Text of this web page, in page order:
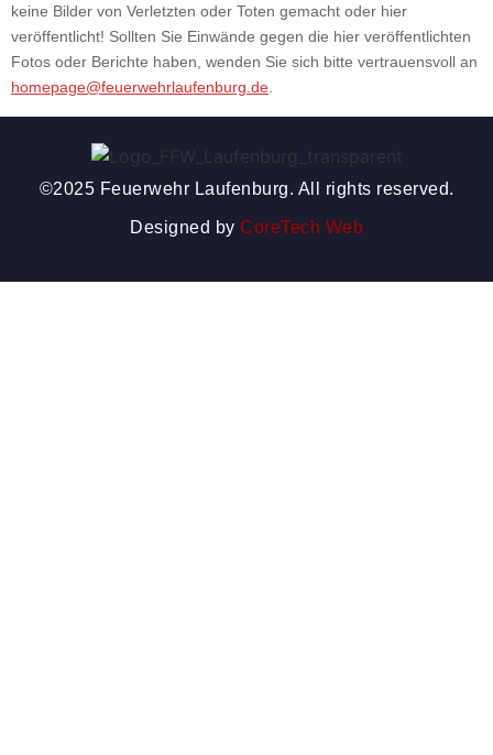
keine Bilder von Verletzten oder Toten gemacht oder hier
veröffentlicht! Sollten Sie Einwände gegen die hier veröffentlichten
Fotos oder Berichte haben, wenden Sie sich bitte vertrauensvoll an
homepage@feuerwehrlaufenburg.de
©2025 Feuerwehr Laufenburg. All rights reserved.
Designed by CoreTech Web